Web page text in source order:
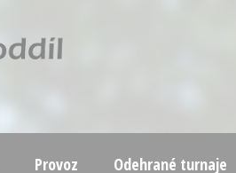
Provoz Odehrané turnaje